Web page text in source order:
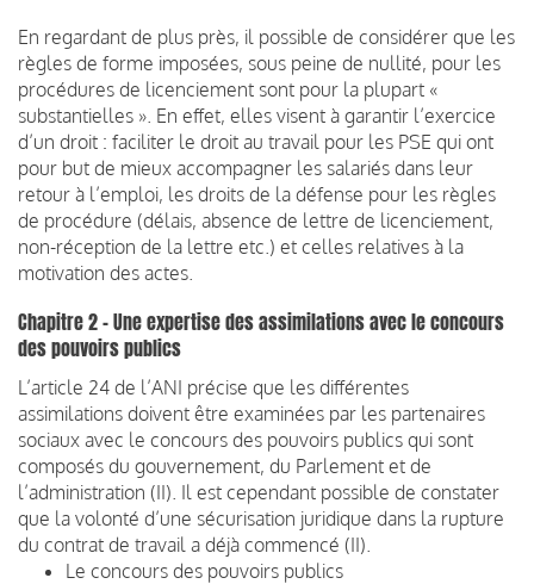
En regardant de plus près, il possible de considérer que les
règles de forme imposées, sous peine de nullité, pour les
procédures de licenciement sont pour la plupart «
substantielles ». En effet, elles visent à garantir l’exercice
d’un droit : faciliter le droit au travail pour les PSE qui ont
pour but de mieux accompagner les salariés dans leur
retour à l’emploi, les droits de la défense pour les règles
de procédure (délais, absence de lettre de licenciement,
non-réception de la lettre etc.) et celles relatives à la
motivation des actes.
Chapitre 2 – Une expertise des assimilations avec le concours
des pouvoirs publics
L’article 24 de l’ANI précise que les différentes
assimilations doivent être examinées par les partenaires
sociaux avec le concours des pouvoirs publics qui sont
composés du gouvernement, du Parlement et de
l’administration (II). Il est cependant possible de constater
que la volonté d’une sécurisation juridique dans la rupture
du contrat de travail a déjà commencé (II).
Le concours des pouvoirs publics